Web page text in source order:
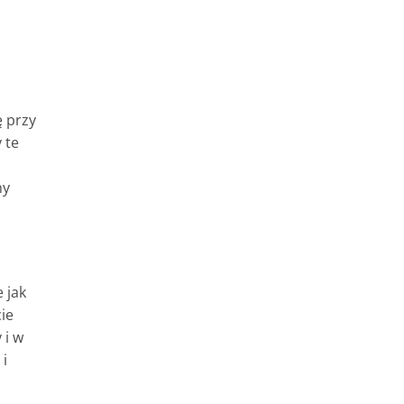
przy
te
jak
i w
i